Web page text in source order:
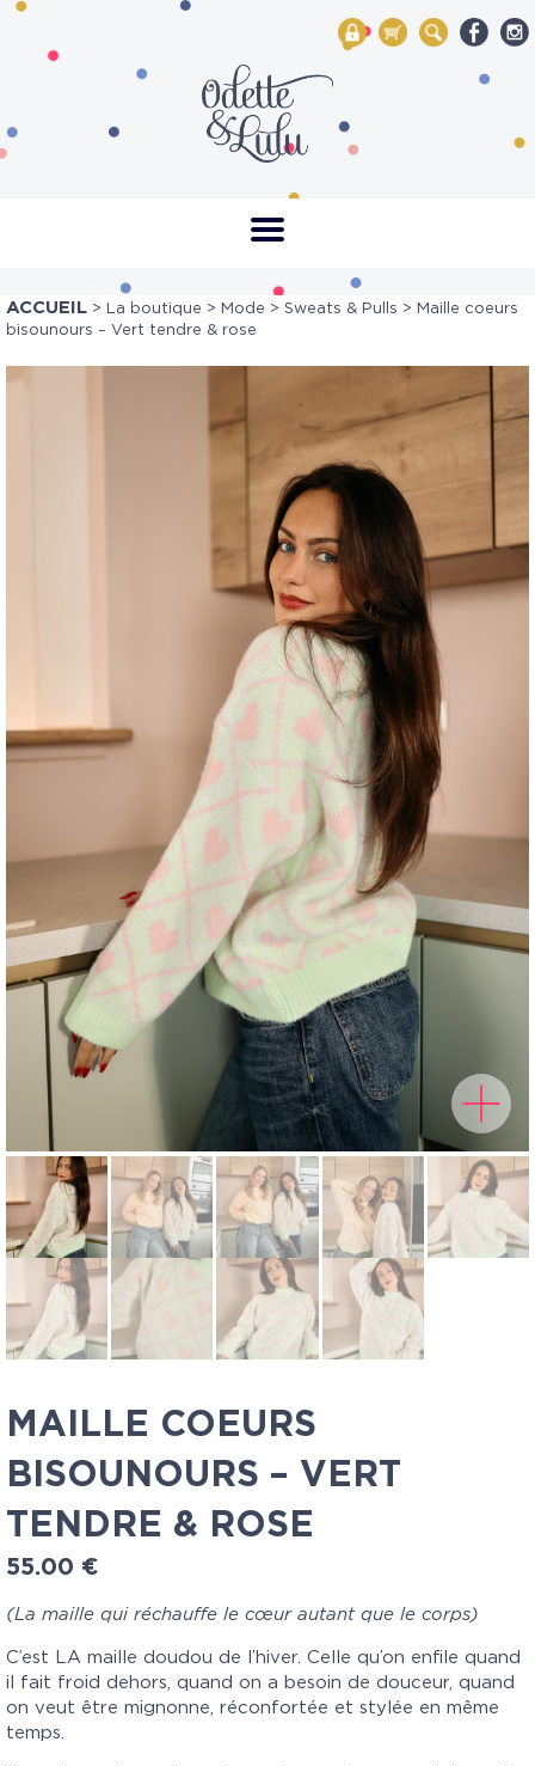
My Account
Mon panier
Rechercher
ACCUEIL > La boutique > Mode > Sweats & Pulls > Maille coeurs
bisounours – Vert tendre & rose
MAILLE COEURS
BISOUNOURS – VERT
TENDRE & ROSE
55.00 €
(La maille qui réchauffe le cœur autant que le corps)
C’est LA maille doudou de l’hiver. Celle qu’on enfile quand
il fait froid dehors, quand on a besoin de douceur, quand
on veut être mignonne, réconfortée et stylée en même
temps.